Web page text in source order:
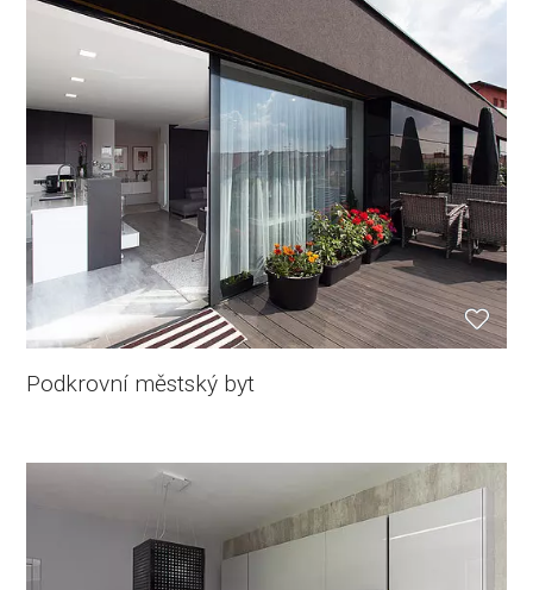
Podkrovní městský byt